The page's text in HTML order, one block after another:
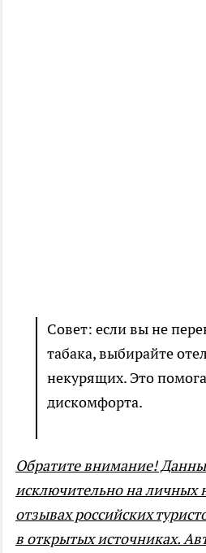
Совет: если вы не
табака, выбирайте
некурящих. Это
дискомфорта.
Обратите внимание!
исключительно на личных
отзывах российских
в открытых источниках.